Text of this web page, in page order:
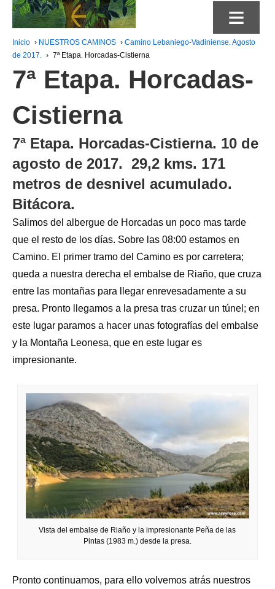
≡
Inicio › NUESTROS CAMINOS › Camino Lebaniego-Vadiniense. Agosto
de 2017. › 7ª Etapa. Horcadas-Cistierna
7ª Etapa. Horcadas-
Cistierna
7ª Etapa. Horcadas-Cistierna. 10 de
agosto de 2017. 29,2 kms. 171
metros de desnivel acumulado.
Bitácora.
Salimos del albergue de Horcadas un poco mas tarde
que el resto de los días. Sobre las 08:00 estamos en
Camino. El primer tramo del Camino es por carretera;
queda a nuestra derecha el embalse de Riaño, que cruza
entre las montañas para llegar enrevesadamente a su
presa. Pronto llegamos a la presa tras cruzar un túnel; en
este lugar paramos a hacer unas fotografías del embalse
y la Montaña Leonesa, que en este lugar es
impresionante.
Vista del embalse de Riaño y la impresionante Peña de las
Pintas (1983 m.) desde la presa.
Pronto continuamos, para ello volvemos atrás nuestros